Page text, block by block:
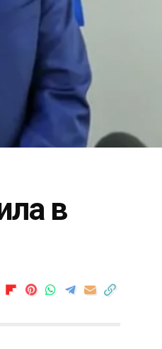
в